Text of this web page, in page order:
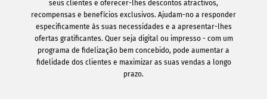
seus clientes e oferecer-lhes descontos atractivos,
recompensas e benefícios exclusivos. Ajudam-no a responder
especificamente às suas necessidades e a apresentar-lhes
ofertas gratificantes. Quer seja digital ou impresso - com um
programa de fidelização bem concebido, pode aumentar a
fidelidade dos clientes e maximizar as suas vendas a longo
prazo.